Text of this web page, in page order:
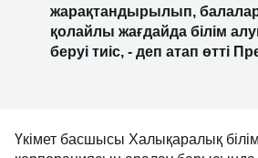
жарақтандырылып,
қолайлы жағдайда білім
беруі тиіс, - деп атап өтті
Үкімет басшысы Халықаралық